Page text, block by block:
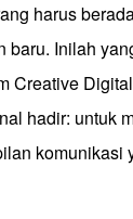
harus
baru. Inilah
Creative
hadir: untuk
komunikasi